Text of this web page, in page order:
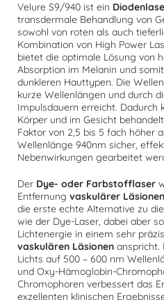
Velure S9/940 ist ein
transdermale Behandlung von
sowohl von roten als auch
Kombination von High Power
bietet die optimale Lösung von
Absorption im Melanin und
dunkleren Hauttypen. Die
kurze Wellenlängen und durch
Impulsdauern erreicht. Dadurch
Körper und im Gesicht
Faktor von 2,5 bis 5 fach höher
Wellenlänge 940nm sicher,
Nebenwirkungen gearbeitet
Der Dye- oder Farbstofflaser
Entfernungvaskulärer
die erste echte Alternative zu
wie der Dye-Laser, dabei aber
Lichtenergie in einem sehr
vaskulären Läsionen anspricht.
Lichts auf 500 – 600 nm
und Oxy-Hämoglobin-
Chromophoren verbessert das
exzellenten klinischen